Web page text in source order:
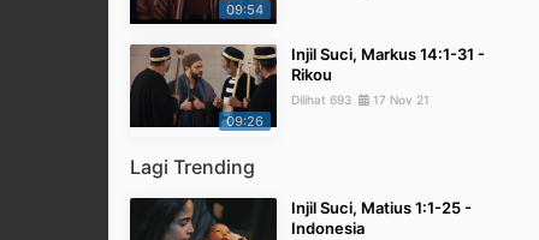
09:54
09:26
Injil Suci, Markus 14:1-31 -
Rikou
Dilihat 693 17 Nov 21
Lagi Trending
Injil Suci, Matius 1:1-25 -
Indonesia